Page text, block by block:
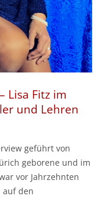
Lisa Fitz im
und Lehren
geführt von
geborene und im
vor Jahrzehnten
auf den